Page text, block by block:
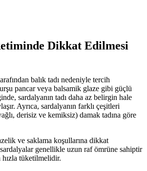
Dikkat Edilmesi
balık tadı nedeniyle tercih
pancar veya balsamik glaze gibi güçlü
sardalyanın tadı daha az belirgin hale
Ayrıca, sardalyanın farklı çeşitleri
derisiz ve kemiksiz) damak tadına göre
ve saklama koşullarına dikkat
genellikle uzun raf ömrüne sahiptir
hızla tüketilmelidir.